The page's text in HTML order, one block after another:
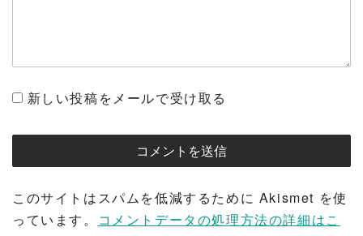
新しい投稿をメールで受け取る
このサイトはスパムを低減するために Akismet を使
っています。
コメントデータの処理方法の詳細はこ